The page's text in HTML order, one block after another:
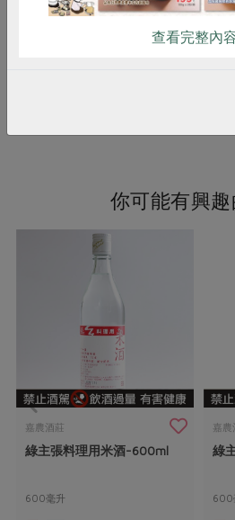
2. 冷藏後會稍
常現象，使用
有機驗證證書
你可能有興
嘉農酒莊
綠主張料理用米酒-600ml
600毫升
嘉農
綠
600
查看完整內容